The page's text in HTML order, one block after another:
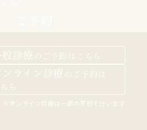
診療 の ご予約はこちら
ンライン診療 の ご予約は
ら
※オンライン診療は一部の平日で行います